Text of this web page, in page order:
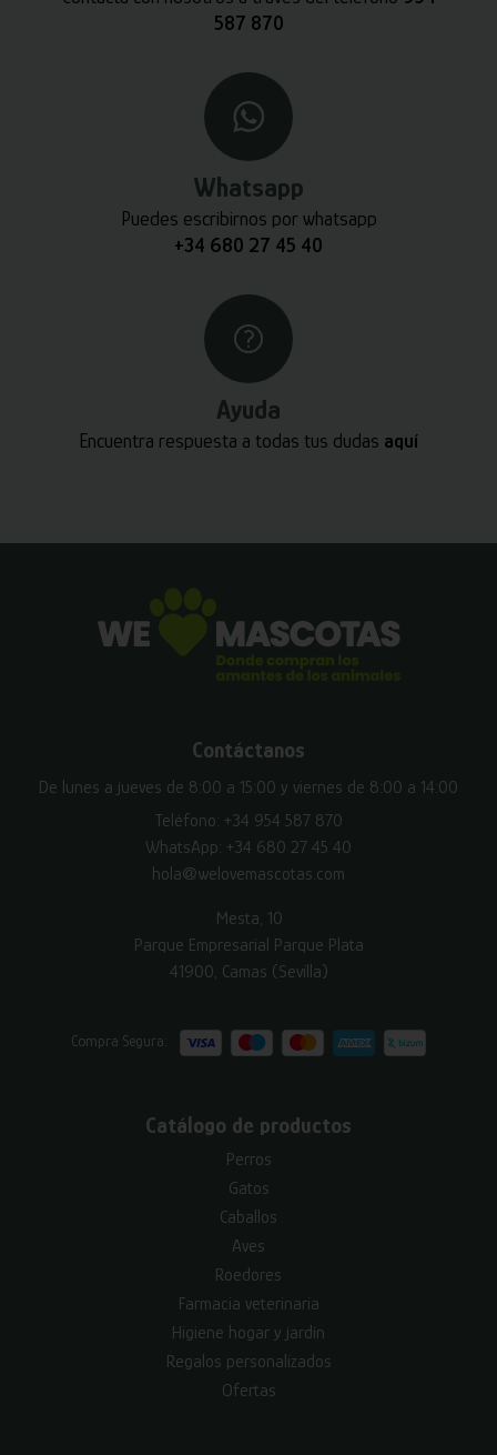
587 870
Whatsapp
Puedes escribirnos por whatsapp
+34 680 27 45 40
Ayuda
Encuentra respuesta a todas tus dudas aquí
Contáctanos
De lunes a jueves de 8:00 a 15:00 y viernes de 8:00 a 14:00
Teléfono: +34 954 587 870
WhatsApp: +34 680 27 45 40
hola@welovemascotas.com
Mesta, 10
Parque Empresarial Parque Plata
41900, Camas (Sevilla)
Compra Segura:
Catálogo de productos
Perros
Gatos
Caballos
Aves
Roedores
Farmacia veterinaria
Higiene hogar y jardín
Regalos personalizados
Ofertas